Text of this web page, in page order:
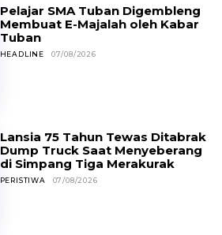
Pelajar SMA Tuban Digembleng
Membuat E-Majalah oleh Kabar
Tuban
HEADLINE 07/08/2026
Lansia 75 Tahun Tewas Ditabrak
Dump Truck Saat Menyeberang
di Simpang Tiga Merakurak
PERISTIWA 07/08/2026